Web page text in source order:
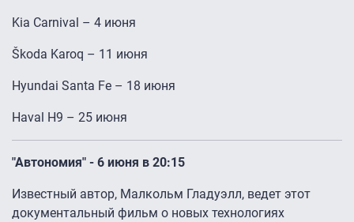
Kia Carnival – 4 июня
Škoda Karoq – 11 июня
Hyundai Santa Fe – 18 июня
Haval H9 – 25 июня
"Автономия" - 6 июня в 20:15
Известный автор, Малкольм Гладуэлл, ведет этот
документальный фильм о новых технологиях